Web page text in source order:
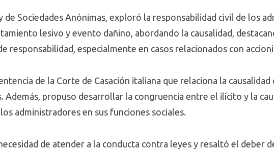
de Sociedades Anónimas, exploró la responsabilidad civil de los
lesivo y evento dañino, abordando la causalidad,
responsabilidad, especialmente en casos relacionados con
de la Corte de Casación italiana que relaciona la
Además, propuso desarrollar la congruencia entre el ilícito y la
administradores en sus funciones sociales.
de atender a la conducta contra leyes y resaltó el deber